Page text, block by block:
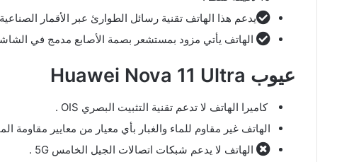
يدعم هذا الهاتف تقنية رسائل الطوارئ عبر الأقمار
الهاتف يأتي مزود بمستشعر بصمة الأصابع مدمج في
عيوب Huawei Nova 11 Ultra
كاميرا الهاتف لا تدعم تقنية التثبيت البصري OIS .
الهاتف غير مقاوم للماء والغبار بأي معيار من معايير مقاومة
الهاتف لا يدعم شبكات اتصالات الجيل الخامس 5G .